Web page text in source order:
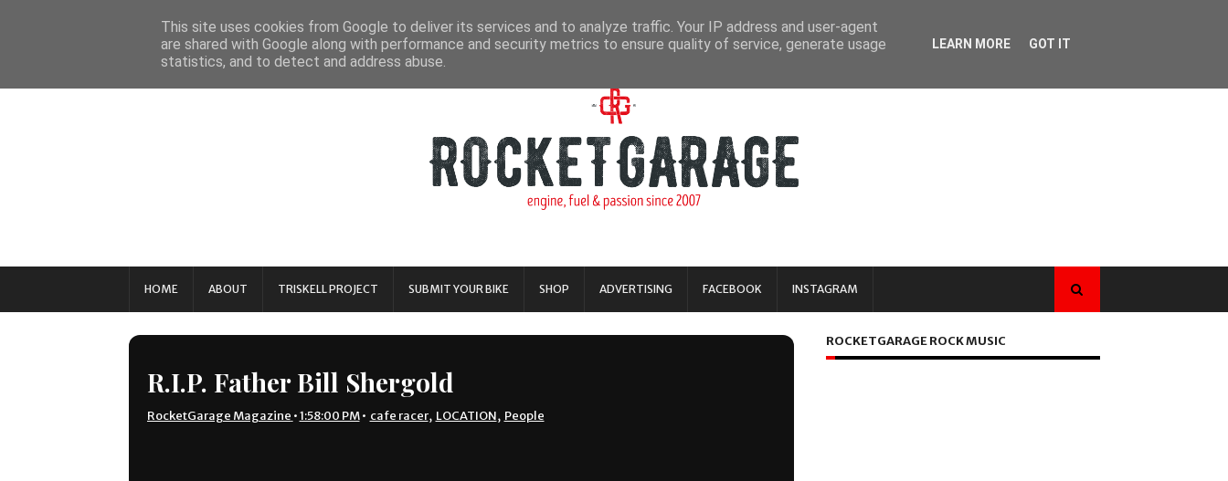
HOME ABOUT TRISKELL PROJECT SUBMIT YOUR BIKE SHOP ADVERTISING FACEBOOK INSTAGRAM
R.I.P. Father Bill Shergold
RocketGarage Magazine •1:58:00 PM • cafe racer, LOCATION, People
ROCKETGARAGE ROCK MUSIC
This site uses cookies from Google to deliver its services and to analyze traffic. Your IP address and user-agent
are shared with Google along with performance and security metrics to ensure quality of service, generate usage
statistics, and to detect and address abuse.
LEARN MORE GOT IT